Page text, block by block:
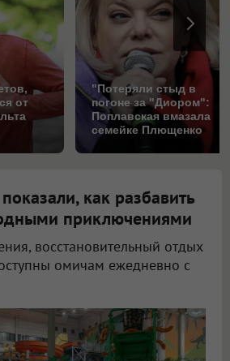
от
"Потеряли стыд в
погоне за "Диором":
Поплавская вмазала
семейке Плющенко
как разбавить
приключениями
восстановительный отдых
омичам ежедневно с